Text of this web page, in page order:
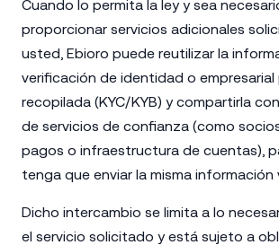
Cuando lo permita la ley y sea
proporcionar servicios adicionales
usted, Ebioro puede reutilizar la
verificación de identidad o empresarial
recopilada (KYC/KYB) y compartirla
de servicios de confianza (como
pagos o infraestructura de cuentas),
tenga que enviar la misma información
Dicho intercambio se limita a lo
el servicio solicitado y está sujeto a